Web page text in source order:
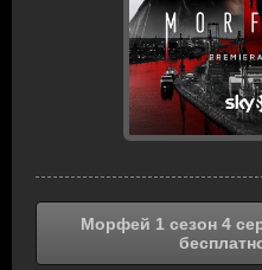
Морфей 1 сезон 4